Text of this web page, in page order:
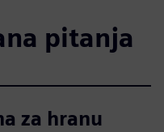
pitanja
za hranu